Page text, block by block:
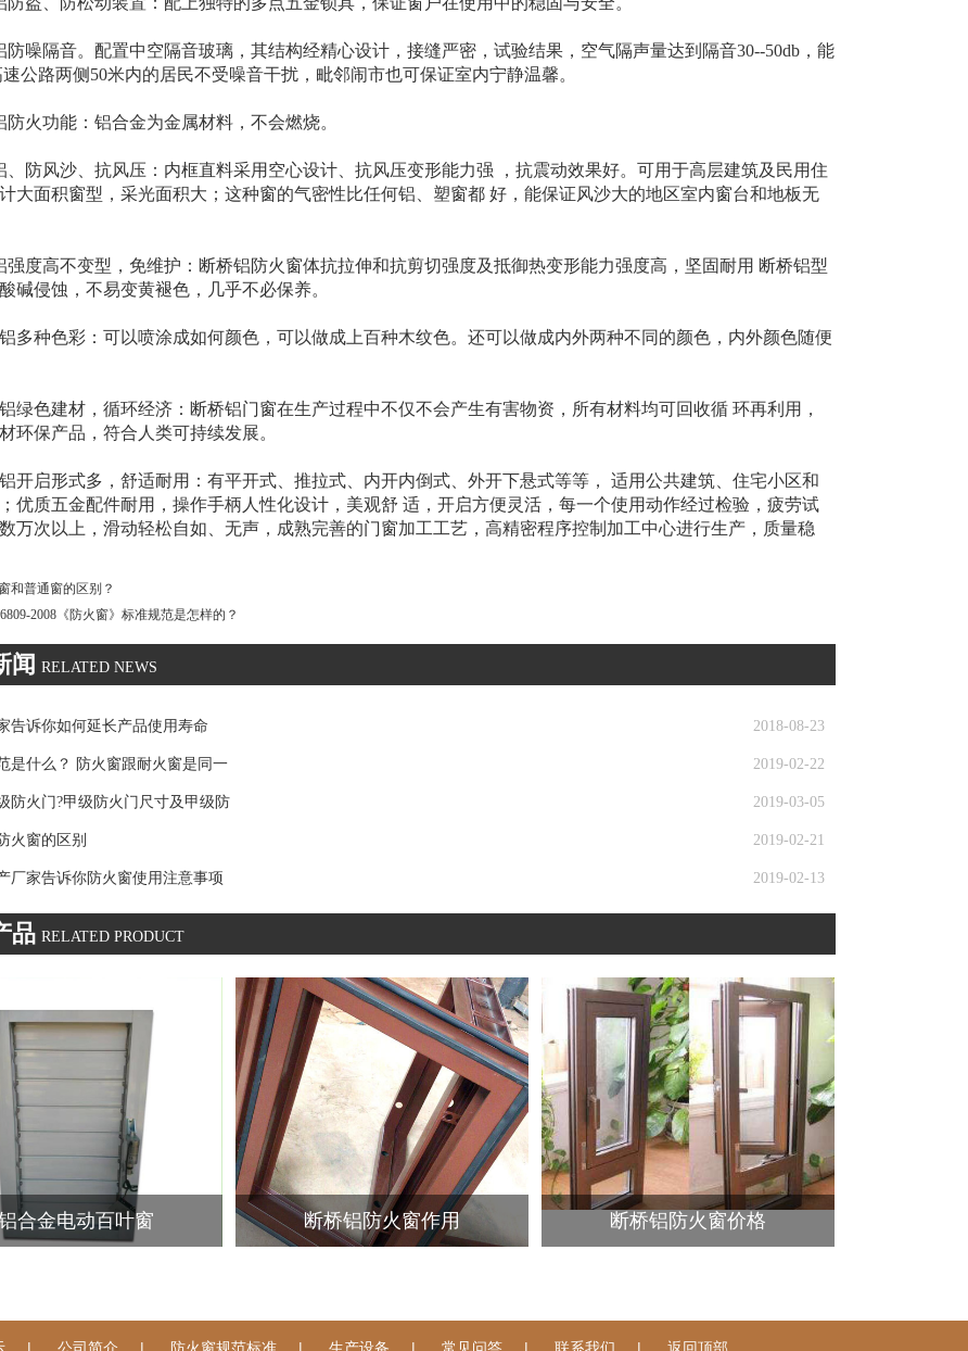
防噪隔音。配置中空隔音玻璃，其结构经精心设计，接缝严密，试验结果，空气隔声量达到隔音30--50db，能
公路两侧50米内的居民不受噪音干扰，毗邻闹市也可保证室内宁静温馨。
防火功能：铝合金为金属材料，不会燃烧。
、防风沙、抗风压：内框直料采用空心设计、抗风压变形能力强 ，抗震动效果好。可用于高层建筑及民用住
大面积窗型，采光面积大；这种窗的气密性比任何铝、塑窗都 好，能保证风沙大的地区室内窗台和地板无
强度高不变型，免维护：断桥铝防火窗体抗拉伸和抗剪切强度及抵御热变形能力强度高，坚固耐用 断桥铝型
碱侵蚀，不易变黄褪色，几乎不必保养。
多种色彩：可以喷涂成如何颜色，可以做成上百种木纹色。还可以做成内外两种不同的颜色，内外颜色随便
绿色建材，循环经济：断桥铝门窗在生产过程中不仅不会产生有害物资，所有材料均可回收循 环再利用，
环保产品，符合人类可持续发展。
开启形式多，舒适耐用：有平开式、推拉式、内开内倒式、外开下悬式等等， 适用公共建筑、住宅小区和
优质五金配件耐用，操作手柄人性化设计，美观舒 适，开启方便灵活，每一个使用动作经过检验，疲劳试
万次以上，滑动轻松自如、无声，成熟完善的门窗加工工艺，高精密程序控制加工中心进行生产，质量稳
和普通窗的区别？
2008《防火窗》标准规范是怎样的？
闻 RELATED NEWS
告诉你如何延长产品使用寿命 2018-08-23
是什么？ 防火窗跟耐火窗是同一 2019-02-22
防火门?甲级防火门尺寸及甲级防 2019-03-05
火窗的区别 2019-02-21
厂家告诉你防火窗使用注意事项 2019-02-13
品 RELATED PRODUCT
合金电动百叶窗 断桥铝防火窗作用 断桥铝防火窗价格